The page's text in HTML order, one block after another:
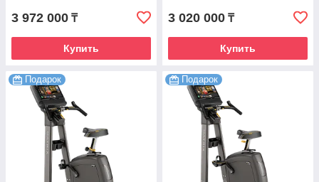
3 972 000 ₸
Купить
3 020 000 ₸
Купить
Подарок Подарок